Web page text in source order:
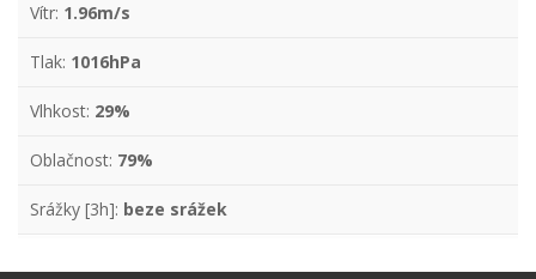
Vítr: 1.96m/s
Tlak: 1016hPa
Vlhkost: 29%
Oblačnost: 79%
Srážky [3h]: beze srážek